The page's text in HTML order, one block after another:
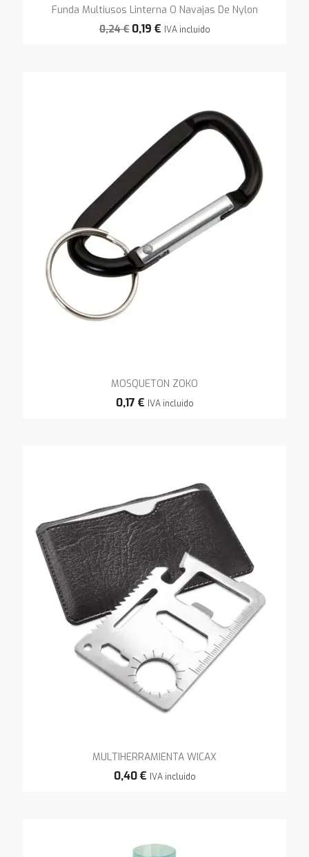
Funda Multiusos Linterna O Navajas De Nylon
0,24 € 0,19 € IVA incluido
MOSQUETON ZOKO
0,17 € IVA incluido
MULTIHERRAMIENTA WICAX
0,40 € IVA incluido